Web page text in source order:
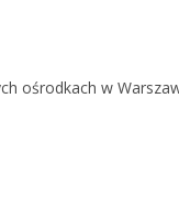
ośrodkach w